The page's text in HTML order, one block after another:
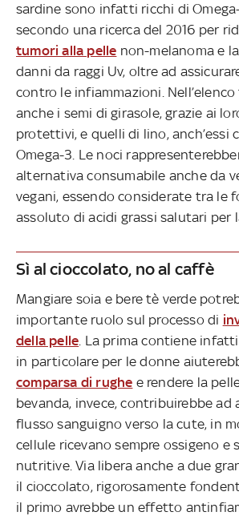
sardine sono infatti ricchi di
secondo una ricerca del 2016 per
tumori alla pelle non-melanoma e
danni da raggi Uv, oltre ad
contro le infiammazioni.
anche i semi di girasole, grazie ai
protettivi, e quelli di lino, anch’essi
Omega-3. Le noci
alternativa consumabile anche da
vegani, essendo considerate tra le
assoluto di acidi grassi salutari per
Sì al cioccolato, no al caffè
Mangiare soia e bere tè verde
importante ruolo sul processo di
della pelle . La prima contiene
in particolare per le donne
comparsa di rughe e rendere la
bevanda, invece, contribuirebbe ad
flusso sanguigno verso la cute, in
cellule ricevano sempre ossigeno e
nutritive. Via libera anche a due
il cioccolato, rigorosamente
il primo avrebbe un effetto